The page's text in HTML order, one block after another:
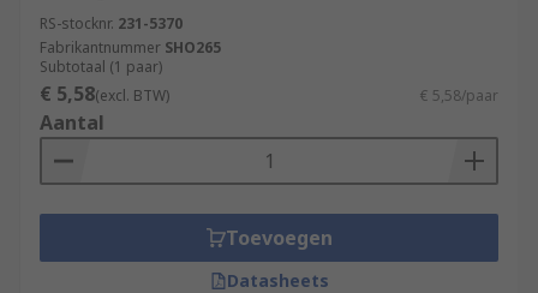
RS-stocknr. 231-5370
Fabrikantnummer SHO265
Subtotaal (1 paar)
€ 5,58(excl. BTW) € 5,58/paar
Aantal
Toevoegen
Datasheets